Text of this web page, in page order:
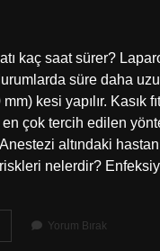
kaç saat sürer?
süre daha
kesi yapılır. Kasık
en çok tercih edilen
altındaki
riskleri nelerdir?
Yorum Bırak